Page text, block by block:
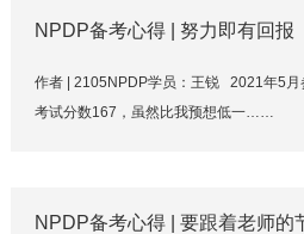
NPDP备考心得 | 努力即有回报
作者 | 2105NPDP学员：王锐 2021年5月
考试分数167，虽然比我预想低一……
NPDP备考心得 | 要跟着老师的